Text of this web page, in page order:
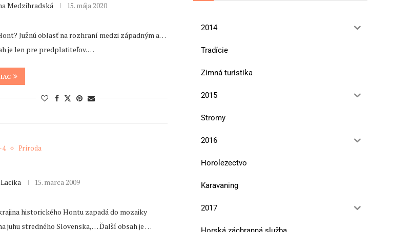
Medzihradská 15. mája 2020
Južnú oblasť na rozhraní medzi západným a…
je len pre predplatiteľov. …
4 Príroda
15. marca 2009
historického Hontu zapadá do mozaiky
juhu stredného Slovenska,… Ďalší obsah je …
2014
Tradície
Zimná turistika
2015
Stromy
2016
Horolezectvo
Karavaning
2017